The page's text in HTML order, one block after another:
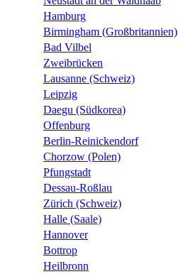
Hamburg
Birmingham (Großbritannien)
Bad Vilbel
Zweibrücken
Lausanne (Schweiz)
Leipzig
Daegu (Südkorea)
Offenburg
Berlin-Reinickendorf
Chorzow (Polen)
Pfungstadt
Dessau-Roßlau
Zürich (Schweiz)
Halle (Saale)
Hannover
Bottrop
Heilbronn